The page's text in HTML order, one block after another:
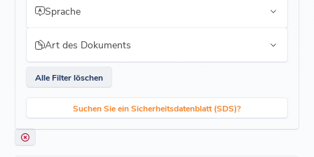
Sprache
Art des Dokuments
Alle Filter löschen
Suchen Sie ein Sicherheitsdatenblatt (SDS)?